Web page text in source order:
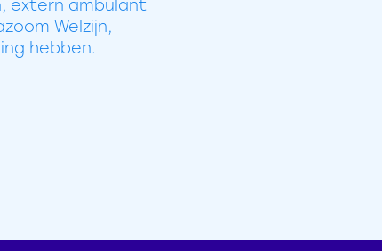
extern ambulant
Welzijn,
hebben.